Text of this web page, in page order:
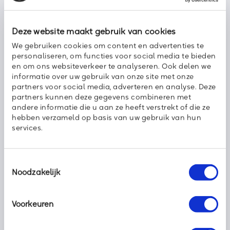
Deze website maakt gebruik van cookies
We gebruiken cookies om content en advertenties te
personaliseren, om functies voor social media te bieden
en om ons websiteverkeer te analyseren. Ook delen we
informatie over uw gebruik van onze site met onze
partners voor social media, adverteren en analyse. Deze
partners kunnen deze gegevens combineren met
andere informatie die u aan ze heeft verstrekt of die ze
hebben verzameld op basis van uw gebruik van hun
services.
Noodzakelijk
Voorkeuren
Voip
Een combinatie van spraak en data
(of een ander IP-netwerk) gebruikt voor het transporteren van
spraak. Hierdoor is telefonie mogelijk op datanetwerken en zo
en data samengevoegd.